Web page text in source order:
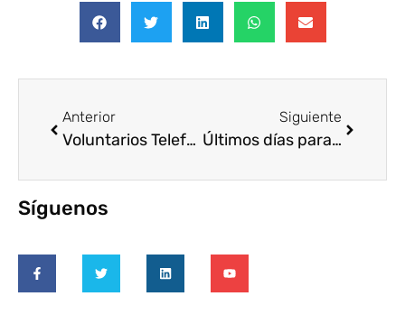
Anterior
Voluntarios Telefónica logra un récord de participación y de espíritu solidario
Siguiente
Últimos días para votar por la iniciativa de cocinas eficientes que Fundación CODESPA desarrolla en Vietnam
Síguenos